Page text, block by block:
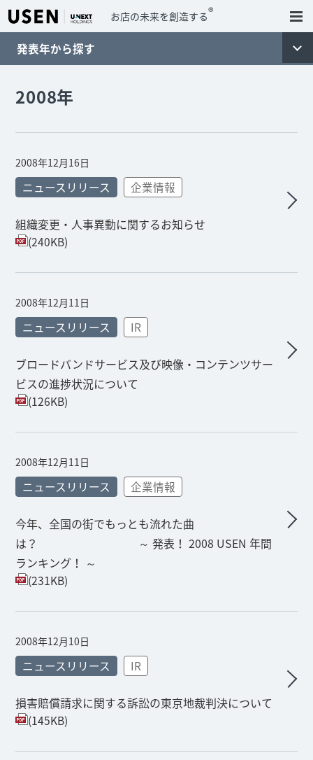
お店の未来を創造する®
発表年から探す
2008年
2008年12月16日
ニュースリリース 企業情報
組織変更・人事異動に関するお知らせ
(240KB)
2008年12月11日
ニュースリリース IR
ブロードバンドサービス及び映像・コンテンツサー
ビスの進捗状況について
(126KB)
2008年12月11日
ニュースリリース 企業情報
今年、全国の街でもっとも流れた曲
は？ ～ 発表！ 2008 USEN 年間
ランキング！ ～
(231KB)
2008年12月10日
ニュースリリース IR
損害賠償請求に関する訴訟の東京地裁判決について
(145KB)